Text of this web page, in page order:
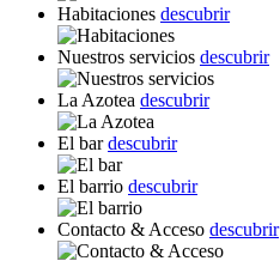
Habitaciones descubrir
Nuestros servicios descubrir
La Azotea descubrir
El bar descubrir
El barrio descubrir
Contacto & Acceso descubrir